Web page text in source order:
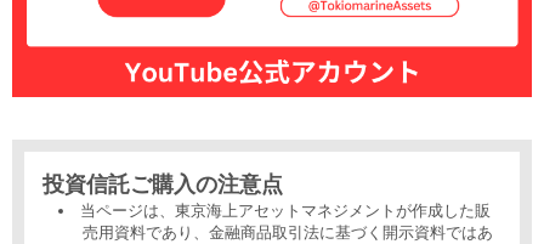
投資信託ご購入の注意点
当ページは、東京海上アセットマネジメントが作成した販
売用資料であり、金融商品取引法に基づく開示資料ではあ